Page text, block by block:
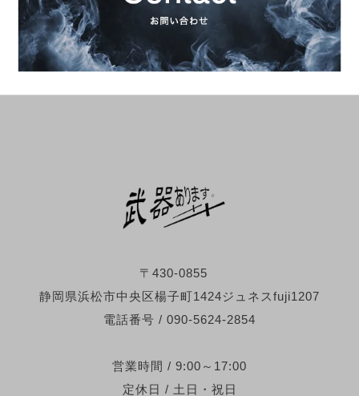
〒430-0855
静岡県浜松市中央区楊子町1424ジュネスfuji1207
電話番号 / 090-5624-2854
営業時間 / 9:00～17:00
定休日 / 土日・祝日